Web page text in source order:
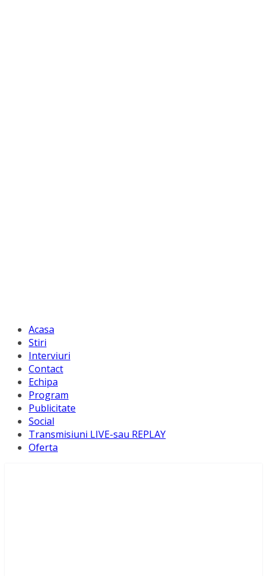
Acasa
Stiri
Interviuri
Contact
Echipa
Program
Publicitate
Social
Transmisiuni LIVE-sau REPLAY
Oferta